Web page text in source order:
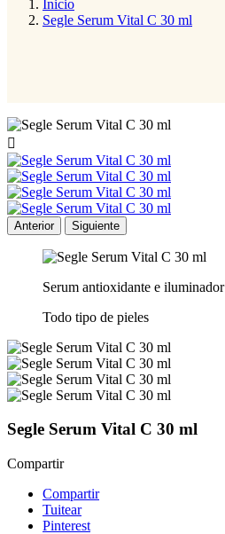
Inicio
Segle Serum Vital C 30 ml

Anterior Siguiente
Serum antioxidante e iluminador
Todo tipo de pieles
Segle Serum Vital C 30 ml
Compartir
Compartir
Tuitear
Pinterest